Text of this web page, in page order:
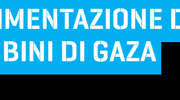
DI GAZA